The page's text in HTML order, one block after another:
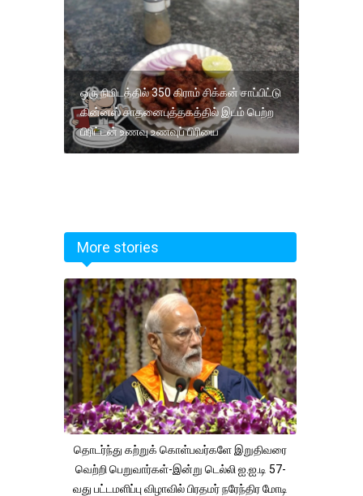
ஒரு நிமிடத்தில் 350 கிராம் சிக்கன் சாப்பிட்டு
கின்னஸ் சாதனைபுத்தகத்தில் இடம் பெற்ற
பிரிட்டன் உணவு உணவுப் பிரியை
More stories
தொடர்ந்து கற்றுக் கொள்பவர்களே இறுதிவரை
வெற்றி பெறுவார்கள்-இன்று டெல்லி ஐ.ஐ.டி 57-
வது பட்டமளிப்பு விழாவில் பிரதமர் நரேந்திர மோடி